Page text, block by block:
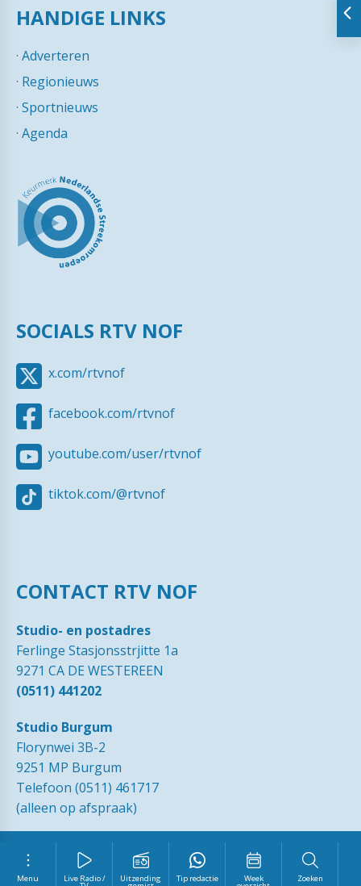
Menu Live Radio / Uitzending Tip redactie Week Zoeken
HANDIGE LINKS
· Adverteren
· Regionieuws
· Sportnieuws
· Agenda
SOCIALS RTV NOF
x.com/rtvnof
facebook.com/rtvnof
youtube.com/user/rtvnof
tiktok.com/@rtvnof
CONTACT RTV NOF
Studio- en postadres
Ferlinge Stasjonsstrjitte 1a
9271 CA DE WESTEREEN
(0511) 441202
Studio Burgum
Florynwei 3B-2
9251 MP Burgum
Telefoon (0511) 461717
(alleen op afspraak)
© 1989 - 2026 RTVNOF·Contact Tip de redactie
Ingezonden
·Disclaimer ·Privacy Statement RTV NOF
Vrijwilliger
worden?